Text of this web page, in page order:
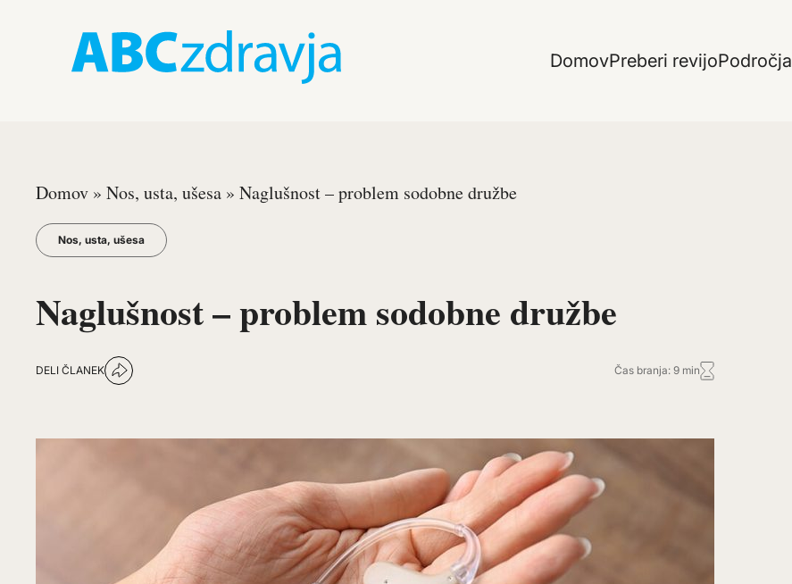
DomovPreberi revijoPodročja
Domov » Nos, usta, ušesa » Naglušnost – problem sodobne družbe
Nos, usta, ušesa
Naglušnost – problem sodobne družbe
DELI ČLANEK Čas branja: 9 min